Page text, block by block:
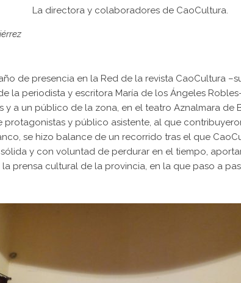
La directora y colaboradores de CaoCultura.
de presencia en la Red de la revista CaoCultura
la periodista y escritora María de los Ángeles
a un público de la zona, en el teatro Aznalmara de
y público asistente, al que
se hizo balance de un recorrido tras el que
y con voluntad de perdurar en el tiempo,
prensa cultural de la provincia, en la que paso a